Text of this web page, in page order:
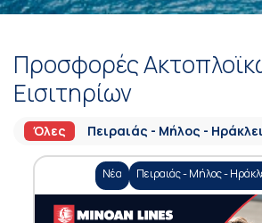
Προσφορές
Εισιτηρίων
Όλες Πειραιάς - Μήλος -
Νέα Πειραιάς - Μήλος -